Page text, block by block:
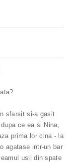
sfarsit si-a gasit
ce ea si Nina,
prima lor cina - la
agatase intr-un bar
usii din spate